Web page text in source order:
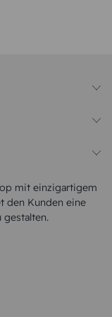
mit einzigartigem
den Kunden eine
gestalten.